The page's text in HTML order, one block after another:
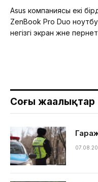
Asus компаниясы екі
ZenBook Pro Duo
негізгі экран және
Соңғы жаңалықтар